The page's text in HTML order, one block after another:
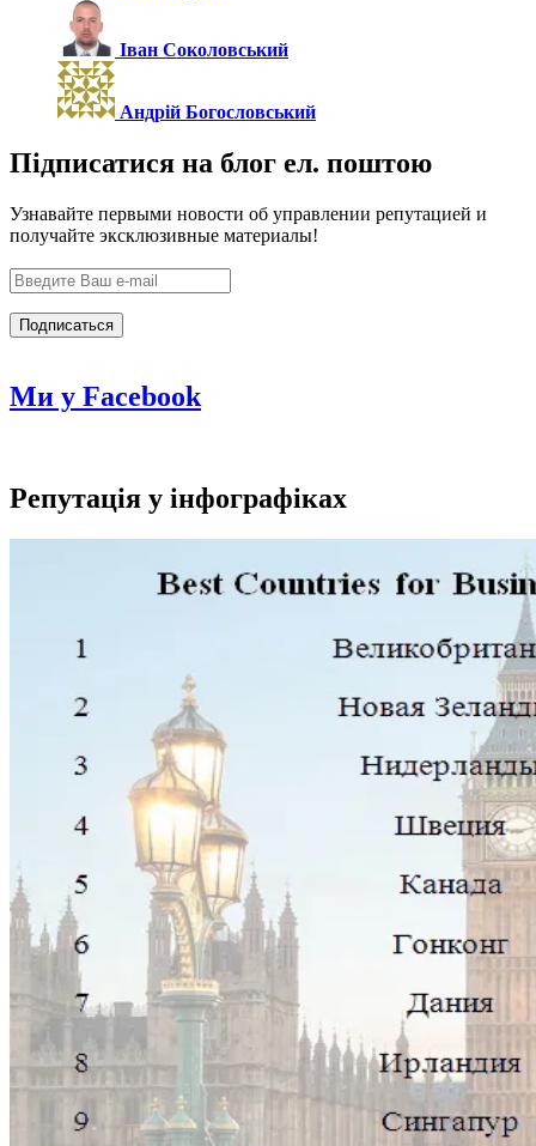
Іван Соколовський
Андрій Богословський
Підписатися на блог ел. поштою
Узнавайте первыми новости об управлении репутацией и
получайте эксклюзивные материалы!
Ми у Facebook
Репутація у інфографіках